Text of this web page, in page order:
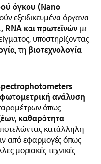
όγκου (Nano
εξειδικευμένα όργανα
RNA και πρωτεϊνών με
υποστηρίζοντας
, τη βιοτεχνολογία
ανάλυση
όπως
, καθαρότητα
κατάλληλη
από εφαρμογές όπως
μοριακές τεχνικές.